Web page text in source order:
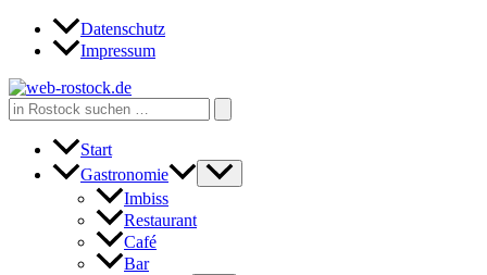
Zum
Inhalt
Datenschutz
Impressum
Search
for:
Start
Gastronomie
Imbiss
Restaurant
Café
Bar